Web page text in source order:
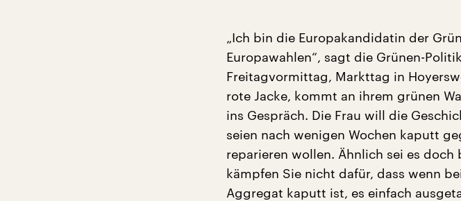
„Ich bin die Europakandidatin der
Europawahlen“, sagt die Grünen-
Freitagvormittag, Markttag in
rote Jacke, kommt an ihrem grünen
ins Gespräch. Die Frau will die
seien nach wenigen Wochen kaputt
reparieren wollen. Ähnlich sei es doch
kämpfen Sie nicht dafür, dass wenn
Aggregat kaputt ist, es einfach